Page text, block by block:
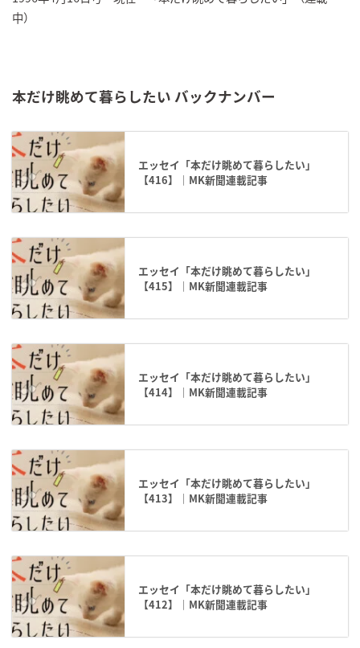
中）
本だけ眺めて暮らしたい バックナンバー
エッセイ「本だけ眺めて暮らしたい」
【416】｜MK新聞連載記事
エッセイ「本だけ眺めて暮らしたい」
【415】｜MK新聞連載記事
エッセイ「本だけ眺めて暮らしたい」
【414】｜MK新聞連載記事
エッセイ「本だけ眺めて暮らしたい」
【413】｜MK新聞連載記事
エッセイ「本だけ眺めて暮らしたい」
【412】｜MK新聞連載記事